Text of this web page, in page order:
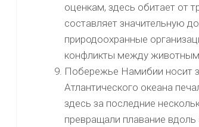
оценкам, здесь обитает от
составляет значительную
природоохранные
конфликты между
Побережье Намибии носит
Атлантического океана
здесь за последние
превращали плавание вдоль